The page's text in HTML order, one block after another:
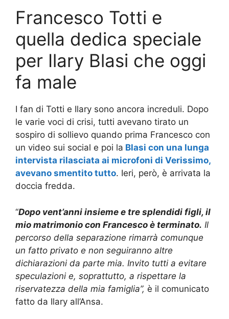
Francesco Totti e
quella dedica speciale
per Ilary Blasi che oggi
fa male
I fan di Totti e Ilary sono ancora increduli. Dopo
le varie voci di crisi, tutti avevano tirato un
sospiro di sollievo quando prima Francesco con
un video sui social e poi la Blasi con una lunga
intervista rilasciata ai microfoni di Verissimo,
avevano smentito tutto. Ieri, però, è arrivata la
doccia fredda.
“Dopo vent’anni insieme e tre splendidi figli, il
mio matrimonio con Francesco è terminato. Il
percorso della separazione rimarrà comunque
un fatto privato e non seguiranno altre
dichiarazioni da parte mia. Invito tutti a evitare
speculazioni e, soprattutto, a rispettare la
riservatezza della mia famiglia”, è il comunicato
fatto da Ilary all’Ansa.